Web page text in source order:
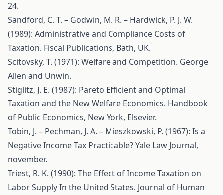
24.
Sandford, C. T. – Godwin, M. R. – Hardwick, P. J. W.
(1989): Administrative and Compliance Costs of
Taxation. Fiscal Publications, Bath, UK.
Scitovsky, T. (1971): Welfare and Competition. George
Allen and Unwin.
Stiglitz, J. E. (1987): Pareto Efficient and Optimal
Taxation and the New Welfare Economics. Handbook
of Public Economics, New York, Elsevier.
Tobin, J. – Pechman, J. A. – Mieszkowski, P. (1967): Is a
Negative Income Tax Practicable? Yale Law Journal,
november.
Triest, R. K. (1990): The Effect of Income Taxation on
Labor Supply In the United States. Journal of Human